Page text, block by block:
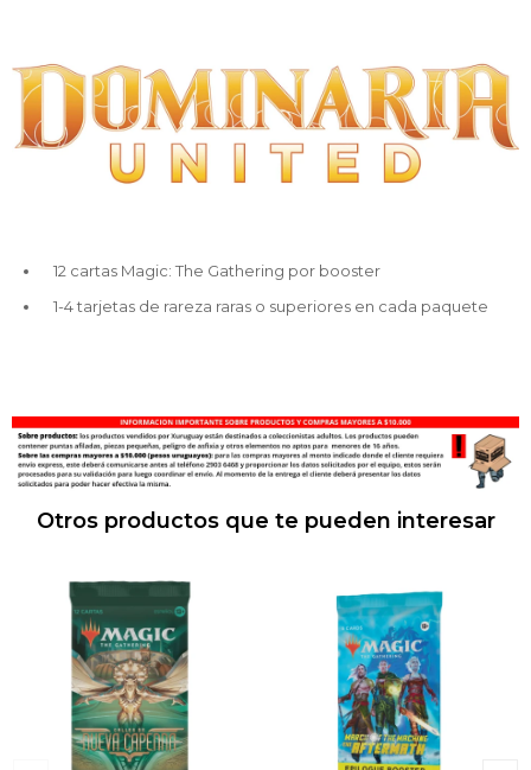
12 cartas Magic: The Gathering por booster
1-4 tarjetas de rareza raras o superiores en cada paquete
Otros productos que te pueden interesar